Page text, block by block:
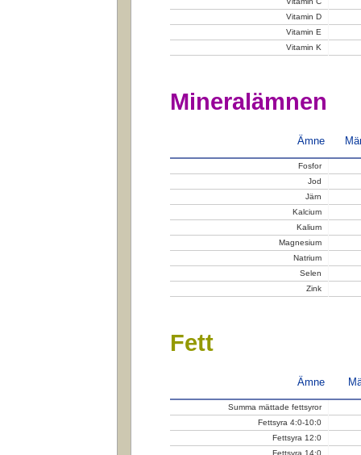
Vitamin D
Vitamin E
Vitamin K
Mineralämnen
Ämne
Fosfor
Jod
Järn
Kalcium
Kalium
Magnesium
Natrium
Selen
Zink
Fett
Ämne
Summa mättade fettsyror
Fettsyra 4:0-10:0
Fettsyra 12:0
Fettsyra 14:0